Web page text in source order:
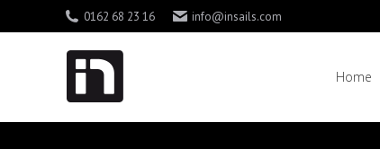
0162 68 23 16 info@insails.com
Home
Home